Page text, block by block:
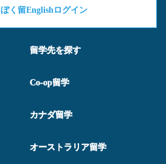
留学先を探す
Co-op留学
カナダ留学
オーストラリア留学
ぼく留Englishログイン